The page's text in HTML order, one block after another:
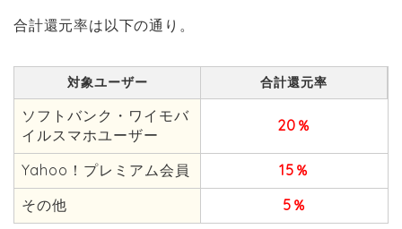
合計還元率は以下の通り。
対象ユーザー 合計還元率
ソフトバンク・ワイモバ
イルスマホユーザー
20％
Yahoo！プレミアム会員
15％
その他
5％